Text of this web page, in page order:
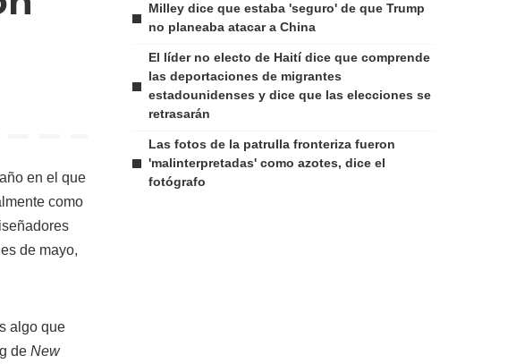
en el que
como
de mayo,
algo que
de New
Milley dice que estaba 'seguro' de que Trump
no planeaba atacar a China
El líder no electo de Haití dice que comprende
las deportaciones de migrantes
estadounidenses y dice que las elecciones se
retrasarán
Las fotos de la patrulla fronteriza fueron
'malinterpretadas' como azotes, dice el
fotógrafo